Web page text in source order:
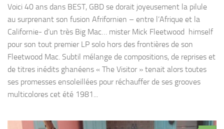
Voici 40 ans dans BEST, GBD se dorait joyeusement la pilule
au surprenant son fusion Afrifornien – entre l’Afrique et la
Californie- d’un très Big Mac… mister Mick Fleetwood himself
pour son tout premier LP solo hors des frontières de son
Fleetwood Mac. Subtil mélange de compositions, de reprises et
de titres inédits ghanéens « The Visitor » tenait alors toutes
ses promesses ensoleillées pour réchauffer de ses grooves
multicolores cet été 1981...